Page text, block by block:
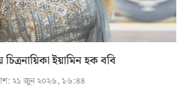
ইয়ামিন হক ববি
২১ জুন ২০২৬, ১৬:৪৪